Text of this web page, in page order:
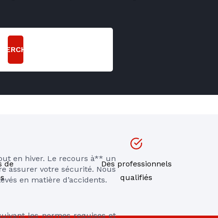
en hiver. Le recours à** un
assurer votre sécurité. Nous
en matière d’accidents.
les normes requises et
de
Des professionnels
qualifiés